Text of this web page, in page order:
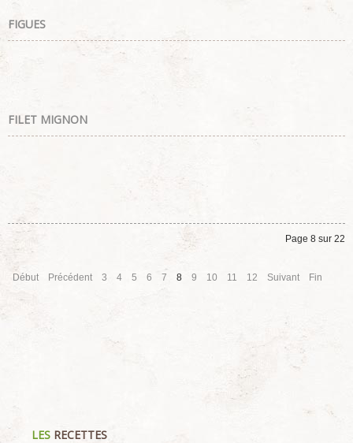
FIGUES
FILET MIGNON
Page 8 sur 22
Début Précédent 3 4 5 6 7 8 9 10 11 12 Suivant Fin
LES RECETTES